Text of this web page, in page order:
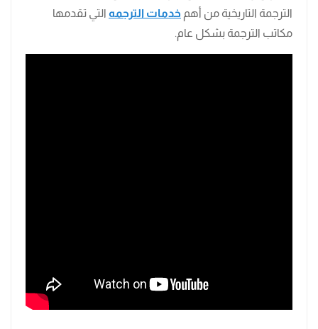
الترجمة التاريخية من أهم خدمات الترجمه التي تقدمها
مكاتب الترجمة بشكل عام.